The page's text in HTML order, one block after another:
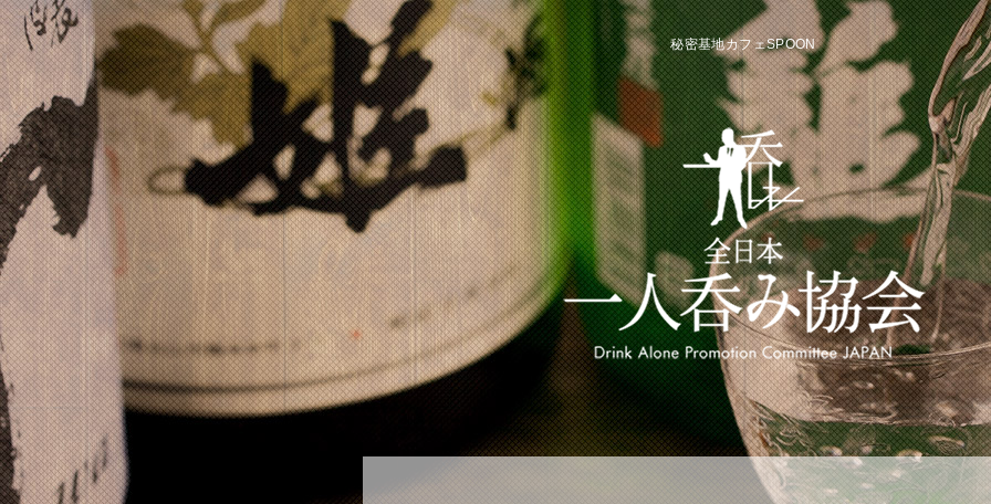
秘密基地カフェSPOON